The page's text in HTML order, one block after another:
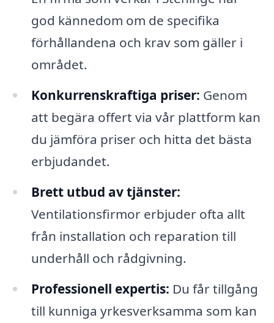
god kännedom om de specifika
förhållandena och krav som gäller i
området.
Konkurrenskraftiga priser: Genom
att begära offert via vår plattform kan
du jämföra priser och hitta det bästa
erbjudandet.
Brett utbud av tjänster:
Ventilationsfirmor erbjuder ofta allt
från installation och reparation till
underhåll och rådgivning.
Professionell expertis: Du får tillgång
till kunniga yrkesverksamma som kan